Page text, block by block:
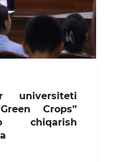
universiteti
Crops”
chiqarish